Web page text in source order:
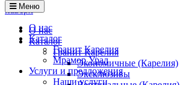
наверх
Меню
О нас
Каталог
Гранит Карелия
Мрамор Урал
Услуги и предложения
Наши услуги
О нас
Каталог
Гранит Карелия
Экономичные (Карелия)
Эксклюзивы